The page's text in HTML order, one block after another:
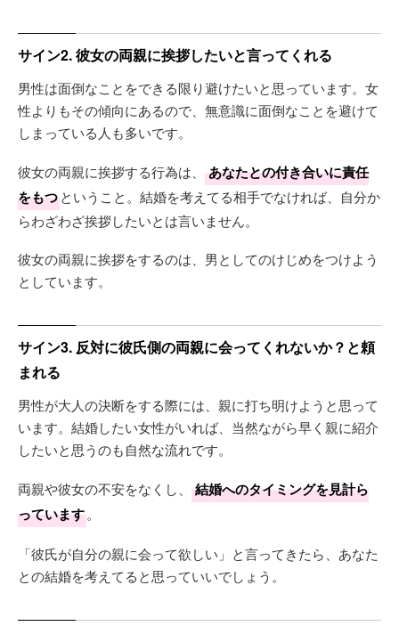
サイン2. 彼女の両親に挨拶したいと言ってくれる
男性は面倒なことをできる限り避けたいと思っています。女
性よりもその傾向にあるので、無意識に面倒なことを避けて
しまっている人も多いです。
彼女の両親に挨拶する行為は、
あなたとの付き合いに責任
をもつということ。結婚を考えてる相手でなければ、自分か
らわざわざ挨拶したいとは言いません。
彼女の両親に挨拶をするのは、男としてのけじめをつけよう
としています。
サイン3. 反対に彼氏側の両親に会ってくれないか？と頼
まれる
男性が大人の決断をする際には、親に打ち明けようと思って
います。結婚したい女性がいれば、当然ながら早く親に紹介
したいと思うのも自然な流れです。
両親や彼女の不安をなくし、
結婚へのタイミングを見計ら
っています。
「彼氏が自分の親に会って欲しい」と言ってきたら、あなた
との結婚を考えてると思っていいでしょう。